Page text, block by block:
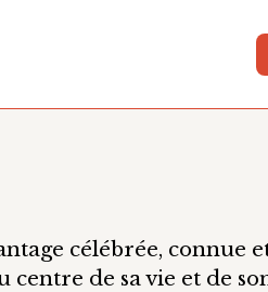
célébrée, connue
centre de sa vie et de